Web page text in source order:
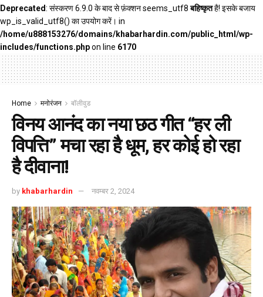
Deprecated: संस्करण 6.9.0 के बाद से फ़ंक्शन seems_utf8बहिष्कृतहै! इसके बजाय
wp_is_valid_utf8() का उपयोग करें। in
/home/u888153276/domains/khabarhardin.com/public_html/wp-
includes/functions.phpon line 6170
Home मनोरंजन बॉलीवुड
विनय आनंद का नया छठ गीत “हर ली
विपत्ति” मचा रहा है धूम, हर कोई हो रहा
है दीवाना!
by khabarhardin नवम्बर 2, 2024